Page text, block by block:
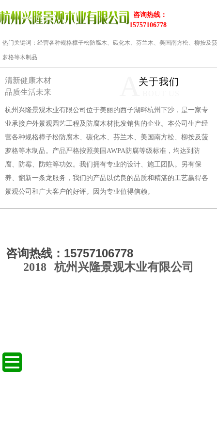
咨询热线：
15757106778
热门关键词：经营各种规格樟子松防腐木、碳化木、芬兰木、美国南方松、柳按及菠
萝格等木制品...
清新健康木材
品质生活未来
A关于我们
杭州兴隆景观木业有限公司位于美丽的西子湖畔杭州下沙，是一家专
业承接户外景观园艺工程及防腐木材批发销售的企业。本公司生产经
营各种规格樟子松防腐木、碳化木、芬兰木、美国南方松、柳按及菠
萝格等木制品。产品严格按照美国AWPA防腐等级标准，均达到防
腐、防霉、防蛀等功效。我们拥有专业的设计、施工团队。另有保
养、翻新一条龙服务，我们的产品以优良的品质和精湛的工艺赢得各
景观公司和广大客户的好评。因为专业值得信赖。
咨询热线：15757106778
2018 杭州兴隆景观木业有限公司